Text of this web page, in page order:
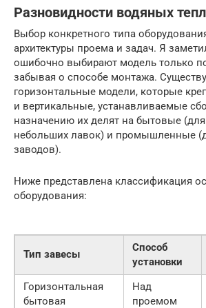
Разновидности водяных
Выбор конкретного типа
архитектуры проема и задач. Я
ошибочно выбирают модель только
забывая о способе монтажа.
горизонтальные модели, которые
и вертикальные, устанавливаемые
назначению их делят на бытовые
небольших лавок) и промышленные
заводов).
Ниже представлена классификация
оборудования:
Тип завесы
Способ
установки
Горизонтальная
бытовая
Над
проемом